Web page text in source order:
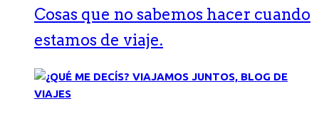
Cosas que no sabemos hacer cuando
estamos de viaje.